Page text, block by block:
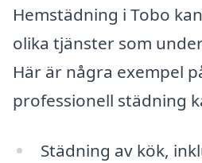
Hemstädning i Tobo
olika tjänster som
Här är några exempel
professionell städning
Städning av kök,